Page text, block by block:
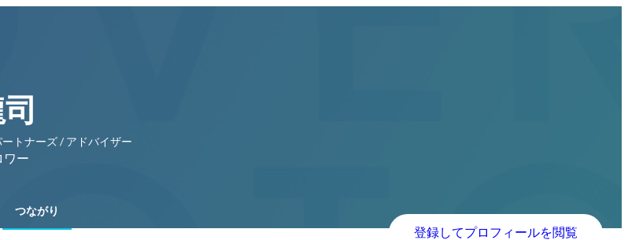
トナーズ / アドバイザー
ワー
つながり
登録してプロフィールを閲覧